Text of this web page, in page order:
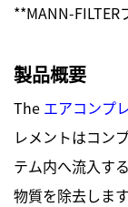
**MANN-FILTER
製品概要
The エアコンプ
レメントはコン
テム内へ流入す
物質を除去します